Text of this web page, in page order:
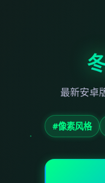
最新安卓
#像素风格